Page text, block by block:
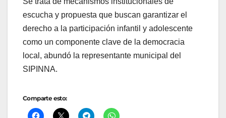
escucha y propuesta que buscan garantizar el
derecho a la participación infantil y adolescente
como un componente clave de la democracia
local, abundó la representante municipal del
SIPINNA.
Comparte esto: